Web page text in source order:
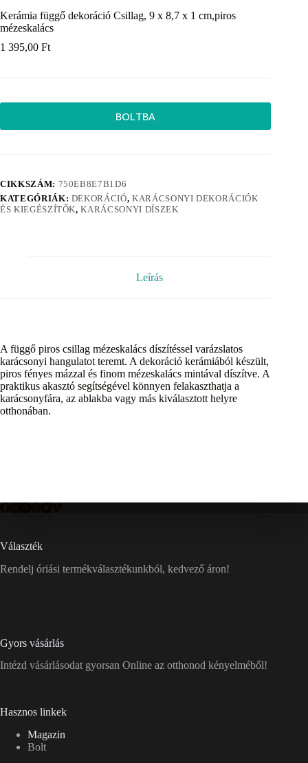
Kerámia függő dekoráció Csillag, 9 x 8,7 x 1 cm,piros
mézeskalács
1 395,00 Ft
BOLTBA
CIKKSZÁM: 750EB8E7B1D6
KATEGÓRIÁK: DEKORÁCIÓ, KARÁCSONYI DEKORÁCIÓK
ÉS KIEGÉSZÍTŐK,KARÁCSONYI DÍSZEK
Leírás
A függő piros csillag mézeskalács díszítéssel varázslatos
karácsonyi hangulatot teremt. A dekoráció kerámiából készült,
piros fényes mázzal és finom mézeskalács mintával díszítve. A
praktikus akasztó segítségével könnyen felakaszthatja a
karácsonyfára, az ablakba vagy más kiválasztott helyre
otthonában.
Választék
Rendelj óriási termékválasztékunkból, kedvező áron!
Gyors vásárlás
Intézd vásárlásodat gyorsan Online az otthonod kényelméből!
Hasznos linkek
Magazin
Bolt